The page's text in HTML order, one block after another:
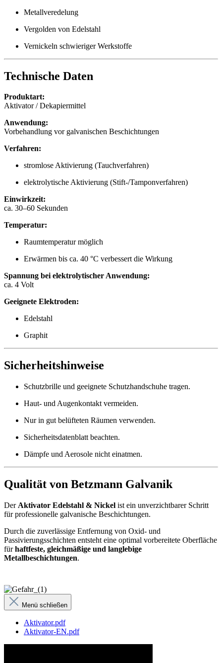
Metallveredelung
Vergolden von Edelstahl
Vernickeln schwieriger Werkstoffe
Technische Daten
Produktart:
Aktivator / Dekapiermittel
Anwendung:
Vorbehandlung vor galvanischen Beschichtungen
Verfahren:
stromlose Aktivierung (Tauchverfahren)
elektrolytische Aktivierung (Stift-/Tamponverfahren)
Einwirkzeit:
ca. 30–60 Sekunden
Temperatur:
Raumtemperatur möglich
Erwärmen bis ca. 40 °C verbessert die Wirkung
Spannung bei elektrolytischer Anwendung:
ca. 4 Volt
Geeignete Elektroden:
Edelstahl
Graphit
Sicherheitshinweise
Schutzbrille und geeignete Schutzhandschuhe tragen.
Haut- und Augenkontakt vermeiden.
Nur in gut belüfteten Räumen verwenden.
Sicherheitsdatenblatt beachten.
Dämpfe und Aerosole nicht einatmen.
Qualität von Betzmann Galvanik
Der Aktivator Edelstahl & Nickel ist ein unverzichtbarer Schritt
für professionelle galvanische Beschichtungen.
Durch die zuverlässige Entfernung von Oxid- und
Passivierungsschichten entsteht eine optimal vorbereitete Oberfläche
fürhaftfeste, gleichmäßige und langlebige
Metallbeschichtungen.
Menü schließen
Aktivator.pdf
Aktivator-EN.pdf